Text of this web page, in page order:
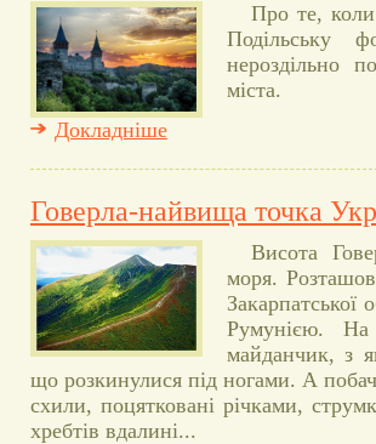
Про те,
Подільську
нероздільно
міста.
Докладніше
Говерла-найвища точка
Висота
моря.
Закарпатської
Румунією.
майданчик, з
що розкинулися під ногами. А
схили, поцятковані річками,
хребтів вдалині...